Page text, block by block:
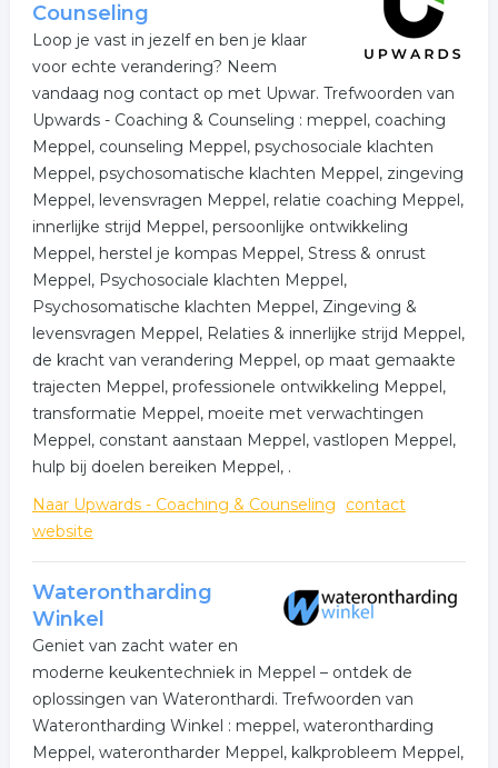
Counseling
Loop je vast in jezelf en ben je klaar
voor echte verandering? Neem
vandaag nog contact op met Upwar. Trefwoorden van
Upwards - Coaching & Counseling : meppel, coaching
Meppel, counseling Meppel, psychosociale klachten
Meppel, psychosomatische klachten Meppel, zingeving
Meppel, levensvragen Meppel, relatie coaching Meppel,
innerlijke strijd Meppel, persoonlijke ontwikkeling
Meppel, herstel je kompas Meppel, Stress & onrust
Meppel, Psychosociale klachten Meppel,
Psychosomatische klachten Meppel, Zingeving &
levensvragen Meppel, Relaties & innerlijke strijd Meppel,
de kracht van verandering Meppel, op maat gemaakte
trajecten Meppel, professionele ontwikkeling Meppel,
transformatie Meppel, moeite met verwachtingen
Meppel, constant aanstaan Meppel, vastlopen Meppel,
hulp bij doelen bereiken Meppel, .
Naar Upwards - Coaching & Counseling
contact
website
Waterontharding
Winkel
Geniet van zacht water en
moderne keukentechniek in Meppel – ontdek de
oplossingen van Wateronthardi. Trefwoorden van
Waterontharding Winkel : meppel, waterontharding
Meppel, waterontharder Meppel, kalkprobleem Meppel,